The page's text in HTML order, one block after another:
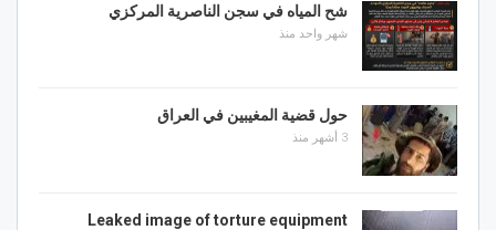
شح المياه في سجن الناصرية المركزي
شهر واحد منذ
حول قضية المغيبين في العراق
3 أشهر منذ
Leaked image of torture equipment